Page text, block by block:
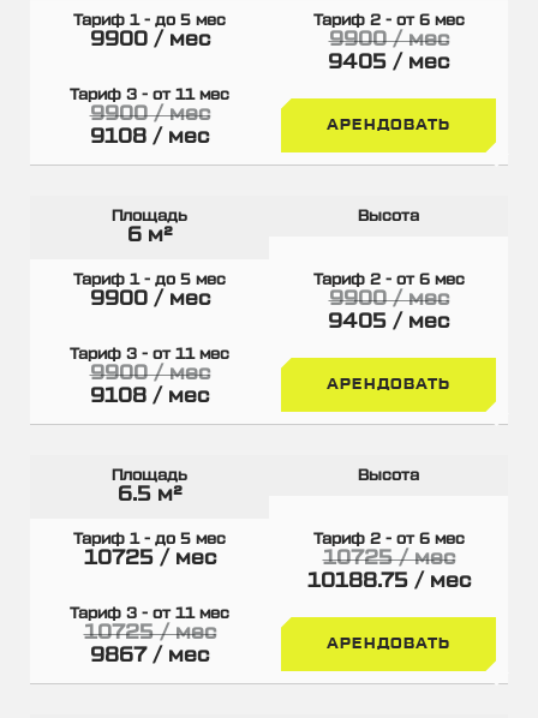
9900 / мес
9900 / мес
9405 / мес
9900 / мес
9108 / мес
АРЕНДОВАТЬ
6 м²
9900 / мес
9900 / мес
9405 / мес
9900 / мес
9108 / мес
АРЕНДОВАТЬ
6.5 м²
10725 / мес
10725 / мес
10188.75 / мес
10725 / мес
9867 / мес
АРЕНДОВАТЬ